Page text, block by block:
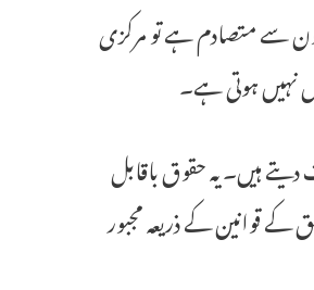
قانون مرکزی قانون سے متصادم ہے تو مرکزی
نہیں ہوتی ہے۔
کی آزادی کی ضمانت دیتے ہیں۔یہ حقوق باقابل
قوانین کے ذریعہ مجبور